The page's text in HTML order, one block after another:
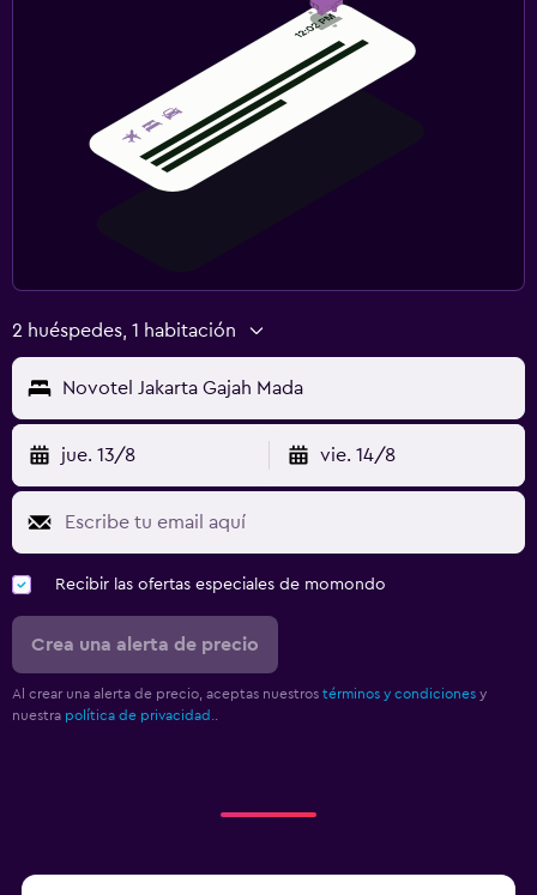
2 huéspedes, 1 habitación
Novotel Jakarta Gajah Mada
jue. 13/8 vie. 14/8
Recibir las ofertas especiales de momondo
Crea una alerta de precio
Al crear una alerta de precio, aceptas nuestros términos y condiciones y
nuestra política de privacidad.